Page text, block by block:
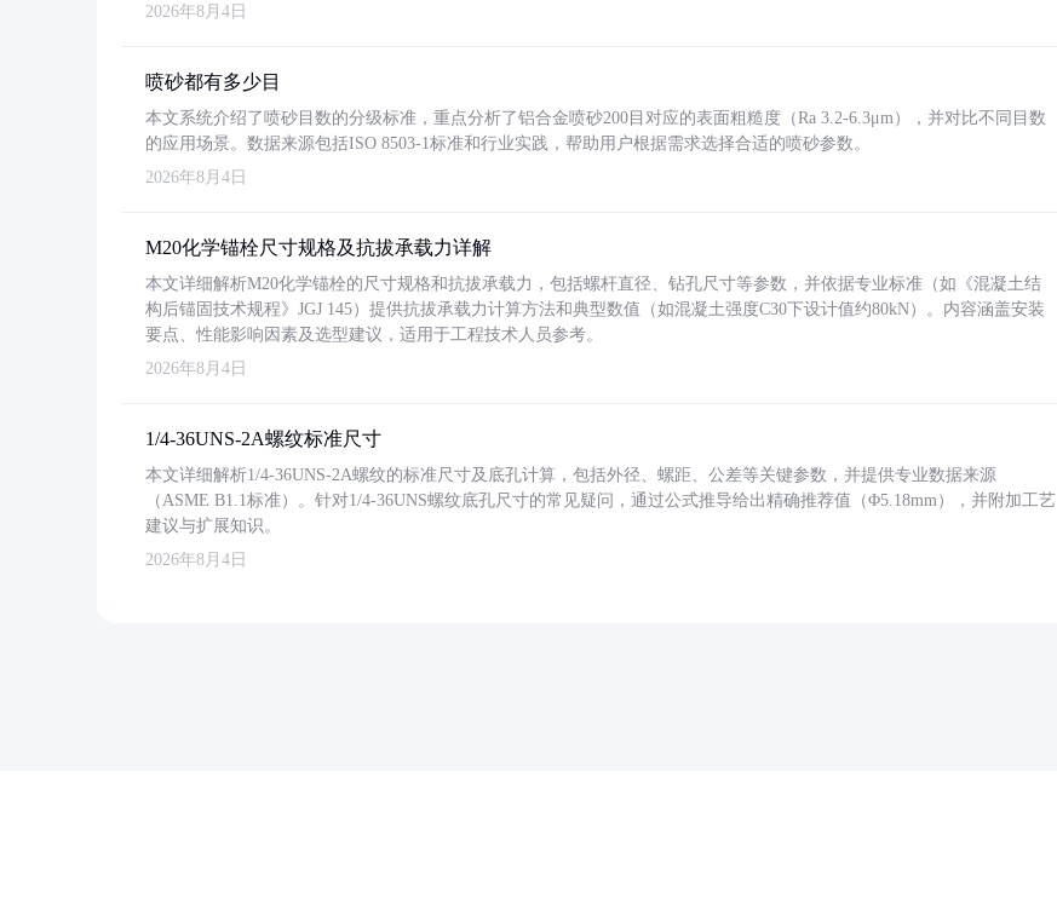
2026年8月4日
喷砂都有多少目
本文系统介绍了喷砂目数的分级标准，重点分析了铝合金喷砂200目对应的表面粗糙度（Ra 3.2-6.3μm），并对比不同目数
的应用场景。数据来源包括ISO 8503-1标准和行业实践，帮助用户根据需求选择合适的喷砂参数。
2026年8月4日
M20化学锚栓尺寸规格及抗拔承载力详解
本文详细解析M20化学锚栓的尺寸规格和抗拔承载力，包括螺杆直径、钻孔尺寸等参数，并依据专业标准（如《混凝土结
构后锚固技术规程》JGJ 145）提供抗拔承载力计算方法和典型数值（如混凝土强度C30下设计值约80kN）。内容涵盖安装
要点、性能影响因素及选型建议，适用于工程技术人员参考。
2026年8月4日
1/4-36UNS-2A螺纹标准尺寸
本文详细解析1/4-36UNS-2A螺纹的标准尺寸及底孔计算，包括外径、螺距、公差等关键参数，并提供专业数据来源
（ASME B1.1标准）。针对1/4-36UNS螺纹底孔尺寸的常见疑问，通过公式推导给出精确推荐值（Φ5.18mm），并附加工艺
建议与扩展知识。
2026年8月4日